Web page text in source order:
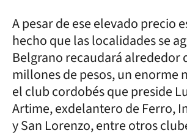
A pesar de ese elevado precio
hecho que las localidades se
Belgrano recaudará alrededor
millones de pesos, un enorme
el club cordobés que preside
Artime, exdelantero de Ferro,
y San Lorenzo, entre otros